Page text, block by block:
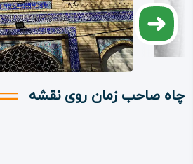
چاه صاحب زمان روی نقشه